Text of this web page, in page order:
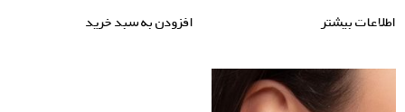
اطلاعات بیشتر افزودن به سبد خرید